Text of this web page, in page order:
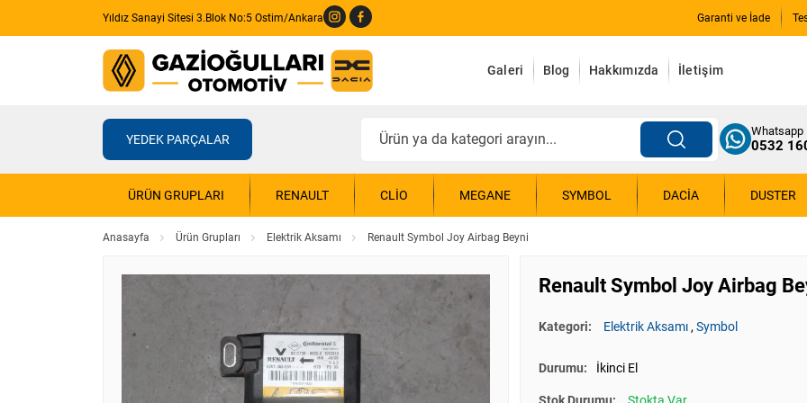
Yıldız Sanayi Sitesi 3.Blok No:5 Ostim/Ankara Garanti ve İade
Galeri Blog Hakkımızda İletişim
YEDEK PARÇALAR
Whatsapp
0532
ÜRÜN GRUPLARI RENAULT CLIO MEGANE SYMBOL DACIA DUSTER
Anasayfa Ürün Grupları Elektrik Aksamı Renault Symbol Joy Airbag Beyni
Renault Symbol Joy Airbag
Kategori: Elektrik Aksamı,Symbol
Durumu: İkinci El